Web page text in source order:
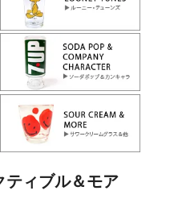
ィブル＆モア